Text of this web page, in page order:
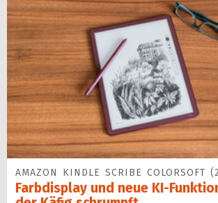
AMAZON KINDLE SCRIBE COLORSOFT
Farbdisplay und neue KI-